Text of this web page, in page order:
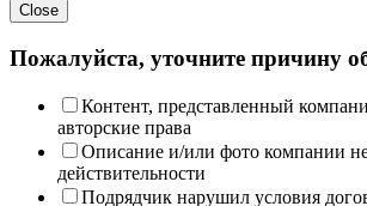
Close
Пожалуйста, уточните причину
Контент, представленный
авторские права
Описание и/или фото компании
действительности
Подрядчик нарушил условия